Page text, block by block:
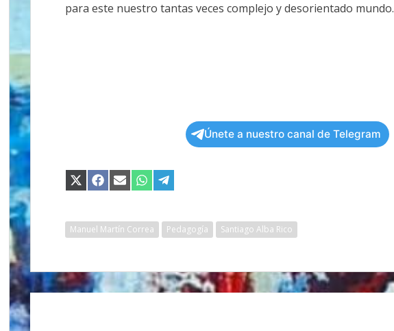
para este nuestro tantas veces complejo y desorientado mundo.
Únete a nuestro canal de Telegram
COMPARTIR
EN
COMPARTIR
EN
COMPARTIR
EN
COMPARTIR
EN
COMPARTIR
EN
Manuel Martín Correa Pedagogía Santiago Alba Rico